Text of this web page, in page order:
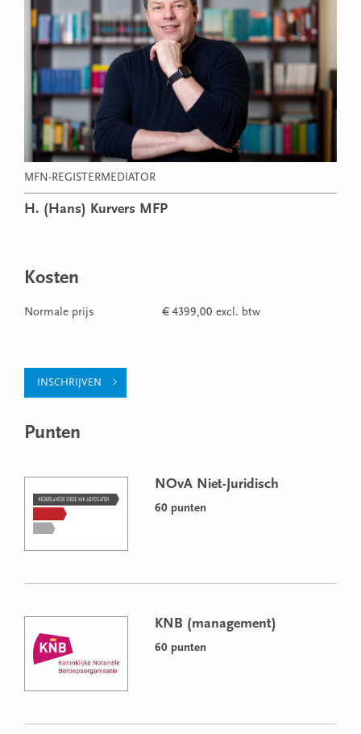
MFN-REGISTERMEDIATOR
H. (Hans) Kurvers MFP
Kosten
Normale prijs € 4399,00 excl. btw
INSCHRIJVEN
Punten
NOvA Niet-Juridisch
60 punten
KNB (management)
60 punten